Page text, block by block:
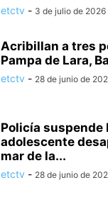
etctv - 3 de julio de 2026
Acribillan a tres
Pampa de Lara,
etctv - 28 de junio de
Policía suspende
adolescente
mar de la...
etctv - 28 de junio de